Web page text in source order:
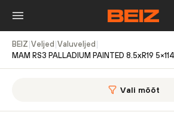
BEIZ Veljed Valuveljed
MAM RS3 PALLADIUM PAINTED 8.5xR19
Vali mõõt